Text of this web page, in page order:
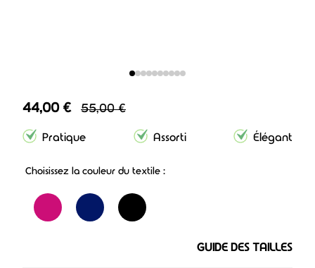
44,00 € 55,00 €
Pratique Assorti Élégant
Choisissez la couleur du textile :
GUIDE DES TAILLES